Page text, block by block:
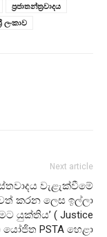
ප්‍රජාතන්ත්‍රවාදය
ලංකාව
Next article
වැළැක්වීමේ
කරන ලෙස ඉල්ලා
යුක්තිය’ ( Justice
යෝජිත PSTA හෙළා